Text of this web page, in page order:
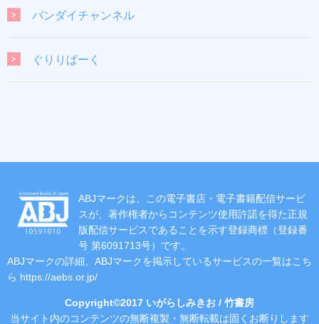
バンダイチャンネル
ぐりりぱーく
ABJマークは、この電子書店・電子書籍配信サービ
スが、著作権者からコンテンツ使用許諾を得た正規
版配信サービスであることを示す登録商標（登録番
号 第6091713号）です。
ABJマークの詳細、ABJマークを掲示しているサービスの一覧はこち
ら https://aebs.or.jp/
Copyright©2017 いがらしみきお / 竹書房
当サイト内のコンテンツの無断複製・無断転載は固くお断りします